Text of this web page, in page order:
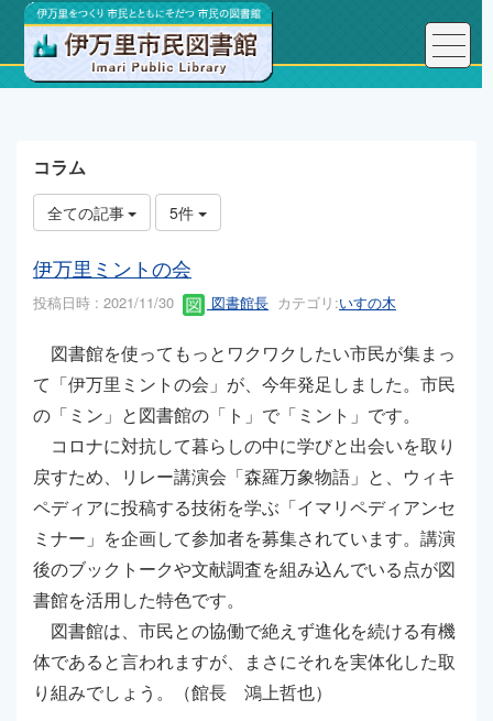
トップページ こんにちは、図書館長です！
コラム
全ての記事 5件
伊万里ミントの会
投稿日時 : 2021/11/30 図書館長 カテゴリ:いすの木
図書館を使ってもっとワクワクしたい市民が集まっ
て「伊万里ミントの会」が、今年発足しました。市民
の「ミン」と図書館の「ト」で「ミント」です。
コロナに対抗して暮らしの中に学びと出会いを取り
戻すため、リレー講演会「森羅万象物語」と、ウィキ
ペディアに投稿する技術を学ぶ「イマリペディアンセ
ミナー」を企画して参加者を募集されています。講演
後のブックトークや文献調査を組み込んでいる点が図
書館を活用した特色です。
図書館は、市民との協働で絶えず進化を続ける有機
体であると言われますが、まさにそれを実体化した取
り組みでしょう。（館長 鴻上哲也）